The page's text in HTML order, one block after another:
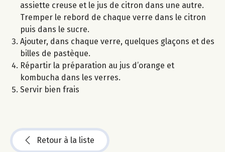
assiette creuse et le jus de citron dans une autre.
Tremper le rebord de chaque verre dans le citron
puis dans le sucre.
Ajouter, dans chaque verre, quelques glaçons et des
billes de pastèque.
Répartir la préparation au jus d’orange et
kombucha dans les verres.
Servir bien frais
Retour à la liste